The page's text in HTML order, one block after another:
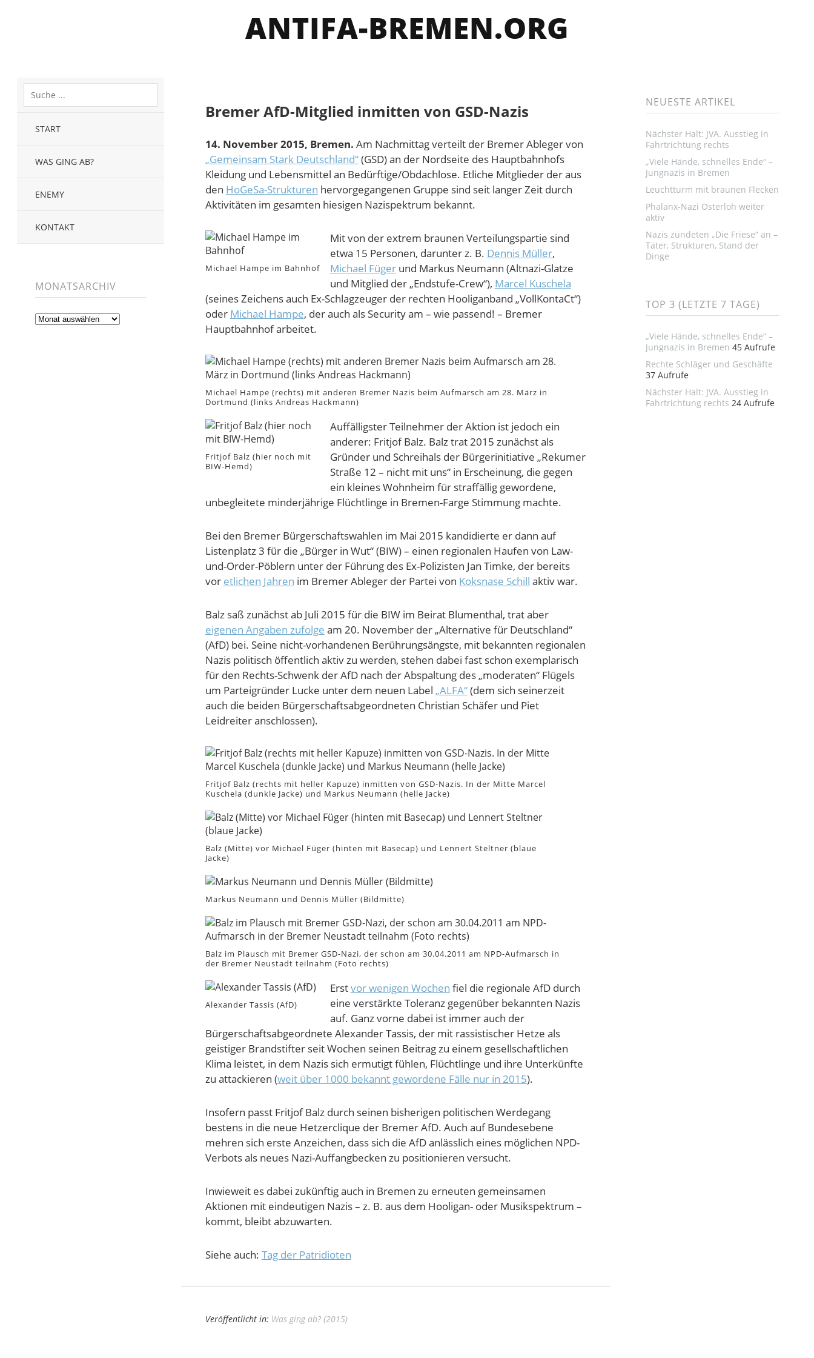
ANTIFA-BREMEN.ORG
START
WAS GING AB?
ENEMY
KONTAKT
MONATSARCHIV
Monatsarchiv
Bremer AfD-Mitglied inmitten von GSD-Nazis
14. November 2015, Bremen. Am Nachmittag verteilt der Bremer Ableger von
„Gemeinsam Stark Deutschland“(GSD) an der Nordseite des Hauptbahnhofs
Kleidung und Lebensmittel an Bedürftige/Obdachlose. Etliche Mitglieder der aus
den HoGeSa-Strukturen hervorgegangenen Gruppe sind seit langer Zeit durch
Aktivitäten im gesamten hiesigen Nazispektrum bekannt.
Michael Hampe im Bahnhof
Mit von der extrem braunen Verteilungspartie sind
etwa 15 Personen, darunter z. B. Dennis Müller,
Michael Fügerund Markus Neumann (Altnazi-Glatze
und Mitglied der „Endstufe-Crew“), Marcel Kuschela
(seines Zeichens auch Ex-Schlagzeuger der rechten Hooliganband „VollKontaCt“)
oder Michael Hampe, der auch als Security am – wie passend! – Bremer
Hauptbahnhof arbeitet.
Michael Hampe (rechts) mit anderen Bremer Nazis beim Aufmarsch am 28. März in
Dortmund (links Andreas Hackmann)
Fritjof Balz (hier noch mit
BIW-Hemd)
Auffälligster Teilnehmer der Aktion ist jedoch ein
anderer: Fritjof Balz. Balz trat 2015 zunächst als
Gründer und Schreihals der Bürgerinitiative „Rekumer
Straße 12 – nicht mit uns“ in Erscheinung, die gegen
ein kleines Wohnheim für straffällig gewordene,
unbegleitete minderjährige Flüchtlinge in Bremen-Farge Stimmung machte.
Bei den Bremer Bürgerschaftswahlen im Mai 2015 kandidierte er dann auf
Listenplatz 3 für die „Bürger in Wut“ (BIW) – einen regionalen Haufen von Law-
und-Order-Pöblern unter der Führung des Ex-Polizisten Jan Timke, der bereits
vor etlichen Jahren im Bremer Ableger der Partei von Koksnase Schill aktiv war.
Balz saß zunächst ab Juli 2015 für die BIW im Beirat Blumenthal, trat aber
eigenen Angaben zufolge am 20. November der „Alternative für Deutschland“
(AfD) bei. Seine nicht-vorhandenen Berührungsängste, mit bekannten regionalen
Nazis politisch öffentlich aktiv zu werden, stehen dabei fast schon exemplarisch
für den Rechts-Schwenk der AfD nach der Abspaltung des „moderaten“ Flügels
um Parteigründer Lucke unter dem neuen Label „ALFA“(dem sich seinerzeit
auch die beiden Bürgerschaftsabgeordneten Christian Schäfer und Piet
Leidreiter anschlossen).
Fritjof Balz (rechts mit heller Kapuze) inmitten von GSD-Nazis. In der Mitte Marcel
Kuschela (dunkle Jacke) und Markus Neumann (helle Jacke)
Balz (Mitte) vor Michael Füger (hinten mit Basecap) und Len­nert Stelt­ner (blaue
Jacke)
Markus Neumann und Dennis Müller (Bildmitte)
Balz im Plausch mit Bremer GSD-Nazi, der schon am 30.04.2011 am NPD-Aufmarsch in
der Bremer Neustadt teilnahm (Foto rechts)
Alexander Tassis (AfD)
Erstvor wenigen Wochen fiel die regionale AfD durch
eine verstärkte Toleranz gegenüber bekannten Nazis
auf. Ganz vorne dabei ist immer auch der
Bürgerschaftsabgeordnete Alexander Tassis, der mit rassistischer Hetze als
geistiger Brandstifter seit Wochen seinen Beitrag zu einem gesellschaftlichen
Klima leistet, in dem Nazis sich ermutigt fühlen, Flüchtlinge und ihre Unterkünfte
zu attackieren (weit über 1000 bekannt gewordene Fälle nur in 2015).
Insofern passt Fritjof Balz durch seinen bisherigen politischen Werdegang
bestens in die neue Hetzerclique der Bremer AfD. Auch auf Bundesebene
mehren sich erste Anzeichen, dass sich die AfD anlässlich eines möglichen NPD-
Verbots als neues Nazi-Auffangbecken zu positionieren versucht.
Inwieweit es dabei zukünftig auch in Bremen zu erneuten gemeinsamen
Aktionen mit eindeutigen Nazis – z. B. aus dem Hooligan- oder Musikspektrum –
kommt, bleibt abzuwarten.
Siehe auch: Tag der Patridioten
Veröffentlicht in: Was ging ab? (2015)
NEUESTE ARTIKEL
Nächster Halt: JVA. Ausstieg in
Fahrtrichtung rechts
„Viele Hände, schnelles Ende“ –
Jungnazis in Bremen
Leuchtturm mit braunen Flecken
Phalanx-Nazi Osterloh weiter
aktiv
Nazis zündeten „Die Friese“ an –
Täter, Strukturen, Stand der
Dinge
TOP 3 (LETZTE 7 TAGE)
„Viele Hände, schnelles Ende“ –
Jungnazis in Bremen 45 Aufrufe
Rechte Schläger und Geschäfte
37 Aufrufe
Nächster Halt: JVA. Ausstieg in
Fahrtrichtung rechts 24 Aufrufe